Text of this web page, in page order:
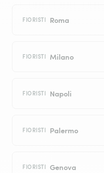
FIORISTI Roma
FIORISTI Milano
FIORISTI Napoli
FIORISTI Palermo
FIORISTI Genova